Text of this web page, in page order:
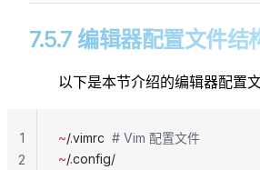
7.5.7 编辑器配置文件结
以下是本节介绍的编辑器配置
~/.vimrc # Vim 配置文件
~/.config/
1
2